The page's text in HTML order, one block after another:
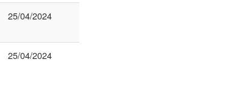
25/04/2024
25/04/2024